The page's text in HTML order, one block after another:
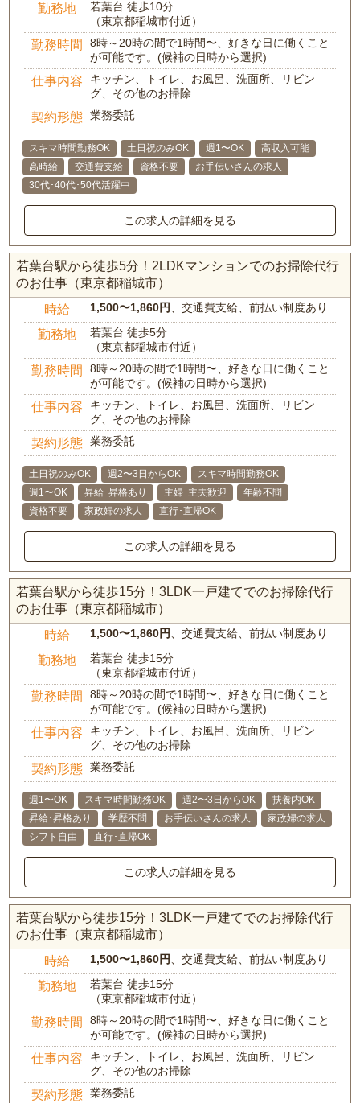
勤務地
若葉台 徒歩10分
（東京都稲城市付近）
勤務時間
8時～20時の間で1時間〜、好きな日に働くこと
が可能です。(候補の日時から選択)
仕事内容
キッチン、トイレ、お風呂、洗面所、リビン
グ、その他のお掃除
契約形態 業務委託
スキマ時間勤務OK 土日祝のみOK 週1〜OK
高収入可能
高時給
交通費支給 資格不要
お手伝いさんの求人
30代･40代･50代活躍中
この求人の詳細を見る
若葉台駅から徒歩5分！2LDKマンションでのお掃除代行
のお仕事（東京都稲城市）
時給 1,500〜1,860円、交通費支給、前払い制度あり
勤務地
若葉台 徒歩5分
（東京都稲城市付近）
勤務時間
8時～20時の間で1時間〜、好きな日に働くこと
が可能です。(候補の日時から選択)
仕事内容
キッチン、トイレ、お風呂、洗面所、リビン
グ、その他のお掃除
契約形態 業務委託
土日祝のみOK 週2〜3日からOK
スキマ時間勤務OK
週1〜OK
昇給･昇格あり 主婦･主夫歓迎
年齢不問
資格不要
家政婦の求人 直行･直帰OK
この求人の詳細を見る
若葉台駅から徒歩15分！3LDK一戸建てでのお掃除代行
のお仕事（東京都稲城市）
時給 1,500〜1,860円、交通費支給、前払い制度あり
勤務地
若葉台 徒歩15分
（東京都稲城市付近）
勤務時間
8時～20時の間で1時間〜、好きな日に働くこと
が可能です。(候補の日時から選択)
仕事内容
キッチン、トイレ、お風呂、洗面所、リビン
グ、その他のお掃除
契約形態 業務委託
週1〜OK スキマ時間勤務OK 週2〜3日からOK
扶養内OK
昇給･昇格あり
学歴不問 お手伝いさんの求人
家政婦の求人
シフト自由
直行･直帰OK
この求人の詳細を見る
若葉台駅から徒歩15分！3LDK一戸建てでのお掃除代行
のお仕事（東京都稲城市）
時給 1,500〜1,860円、交通費支給、前払い制度あり
勤務地
若葉台 徒歩15分
（東京都稲城市付近）
勤務時間
8時～20時の間で1時間〜、好きな日に働くこと
が可能です。(候補の日時から選択)
仕事内容
キッチン、トイレ、お風呂、洗面所、リビン
グ、その他のお掃除
契約形態 業務委託